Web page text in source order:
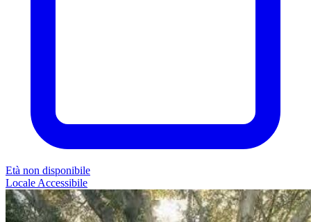
Età non disponibile
Locale Accessibile